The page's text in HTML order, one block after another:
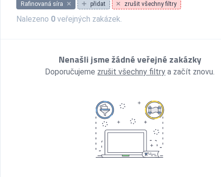
Rafinovaná síra přidat zrušit všechny filtry
Nalezeno 0 veřejných zakázek.
Nenašli jsme žádné veřejné zakázky
Doporučujeme zrušit všechny filtry a začít znovu.